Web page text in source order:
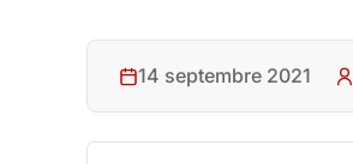
14 septembre 2021